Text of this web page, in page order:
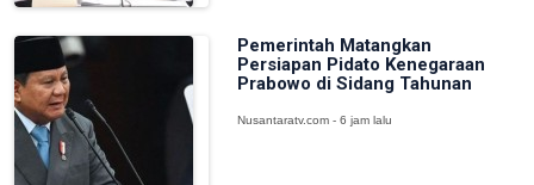
Pemerintah Matangkan
Persiapan Pidato Kenegaraan
Prabowo di Sidang Tahunan
Nusantaratv.com - 6 jam lalu